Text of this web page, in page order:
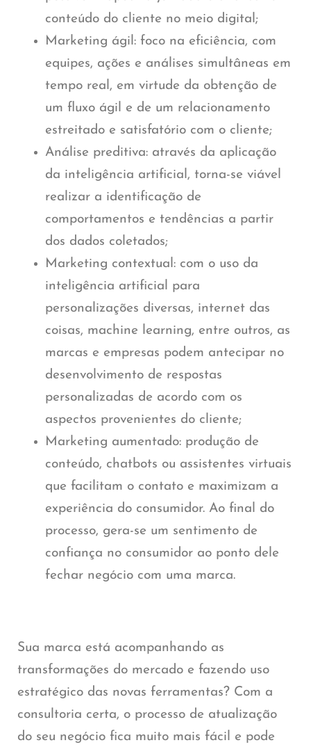
conteúdo do cliente no meio digital;
Marketing ágil: foco na eficiência, com
equipes, ações e análises simultâneas em
tempo real, em virtude da obtenção de
um fluxo ágil e de um relacionamento
estreitado e satisfatório com o cliente;
Análise preditiva: através da aplicação
da inteligência artificial, torna-se viável
realizar a identificação de
comportamentos e tendências a partir
dos dados coletados;
Marketing contextual: com o uso da
inteligência artificial para
personalizações diversas, internet das
coisas, machine learning, entre outros, as
marcas e empresas podem antecipar no
desenvolvimento de respostas
personalizadas de acordo com os
aspectos provenientes do cliente;
Marketing aumentado: produção de
conteúdo, chatbots ou assistentes virtuais
que facilitam o contato e maximizam a
experiência do consumidor. Ao final do
processo, gera-se um sentimento de
confiança no consumidor ao ponto dele
fechar negócio com uma marca.
Sua marca está acompanhando as
transformações do mercado e fazendo uso
estratégico das novas ferramentas? Com a
consultoria certa, o processo de atualização
do seu negócio fica muito mais fácil e pode